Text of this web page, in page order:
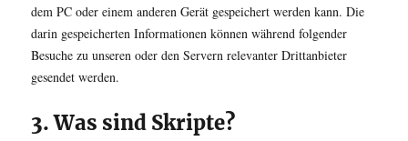
dem PC oder einem anderen Gerät gespeichert werden kann. Die
darin gespeicherten Informationen können während folgender
Besuche zu unseren oder den Servern relevanter Drittanbieter
gesendet werden.
3. Was sind Skripte?